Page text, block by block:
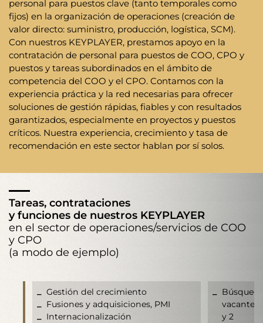
personal para puestos clave (tanto temporales como
fijos) en la organización de operaciones (creación de
valor directo: suministro, producción, logística, SCM).
Con nuestros KEYPLAYER, prestamos apoyo en la
contratación de personal para puestos de COO, CPO y
puestos y tareas subordinados en el ámbito de
competencia del COO y el CPO. Contamos con la
experiencia práctica y la red necesarias para ofrecer
soluciones de gestión rápidas, fiables y con resultados
garantizados, especialmente en proyectos y puestos
críticos. Nuestra experiencia, crecimiento y tasa de
recomendación en este sector hablan por sí solos.
Tareas, contrataciones
y funciones de nuestros KEYPLAYER
en el sector de operaciones/servicios de COO
y CPO
(a modo de ejemplo)
Gestión del crecimiento
Fusiones y adquisiciones, PMI
Internacionalización
vacantes
y 2